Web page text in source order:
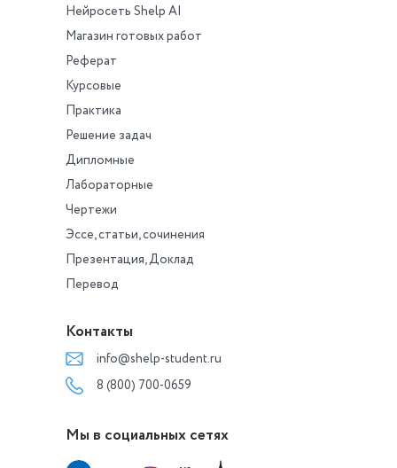
Нейросеть Shelp AI
Магазин готовых работ
Реферат
Курсовые
Практика
Решение задач
Дипломные
Лабораторные
Чертежи
Эссе, статьи, сочинения
Презентация, Доклад
Перевод
Контакты
info@shelp-student.ru
8 (800) 700-0659
Мы в социальных сетях